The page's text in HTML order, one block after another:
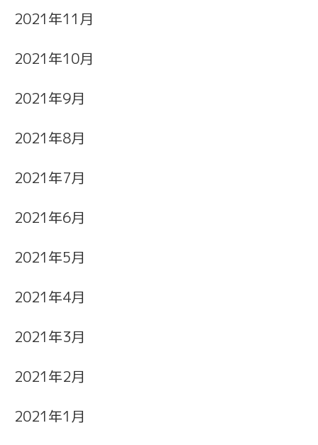
2021年11月
2021年10月
2021年9月
2021年8月
2021年7月
2021年6月
2021年5月
2021年4月
2021年3月
2021年2月
2021年1月